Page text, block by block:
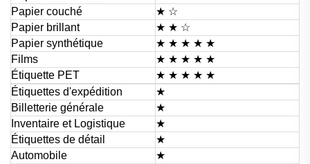
Papier couché
★ ☆
Papier brillant
★ ★ ☆
Papier synthétique
★ ★ ★ ★ ★
Films
★ ★ ★ ★ ★
Étiquette PET
★ ★ ★ ★ ★
Étiquettes d'expédition
★
Billetterie générale
★
Inventaire et Logistique
★
Étiquettes de détail
★
Automobile
★